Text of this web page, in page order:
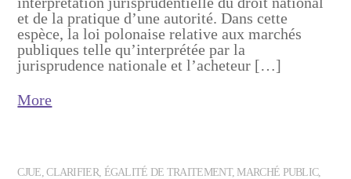
et de la pratique d’une autorité. Dans cette
espèce, la loi polonaise relative aux marchés
publiques telle qu’interprétée par la
jurisprudence nationale et l’acheteur […]
More
CJUE ,CLARIFIER, ÉGALITÉ DE TRAITEMENT, MARCHÉ PUBLIC,